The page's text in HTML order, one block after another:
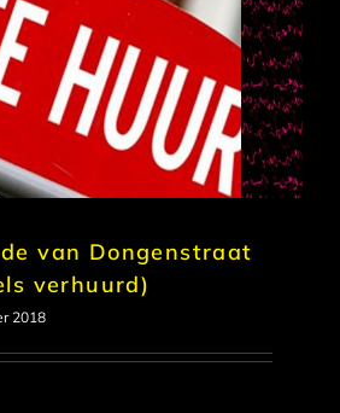
van Dongenstraat
verhuurd)
2018